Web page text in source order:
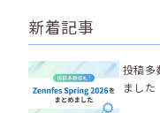
新着記事
投稿
ました